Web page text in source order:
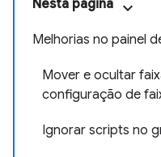
Nesta página
Melhorias no painel
Mover e ocultar
configuração de
Ignorar scripts no